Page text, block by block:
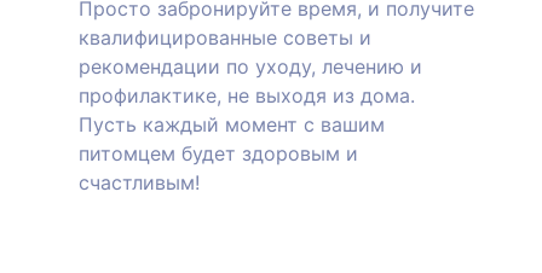
Просто забронируйте время, и получите
квалифицированные советы и
рекомендации по уходу, лечению и
профилактике, не выходя из дома.
Пусть каждый момент с вашим
питомцем будет здоровым и
счастливым!